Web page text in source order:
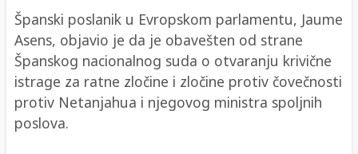
Španski poslanik u Evropskom parlamentu, Jaume
Asens, objavio je da je obavešten od strane
Španskog nacionalnog suda o otvaranju krivične
istrage za ratne zločine i zločine protiv čovečnosti
protiv Netanjahua i njegovog ministra spoljnih
poslova.